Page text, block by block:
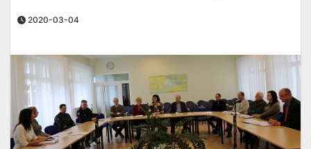
2020-03-04